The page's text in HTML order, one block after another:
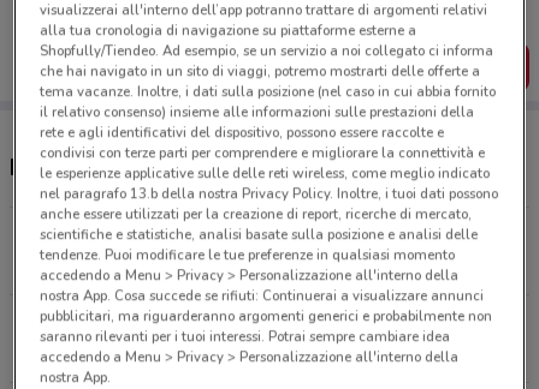
dal tuo cellulare.
SCARICA L’APP
Negozi Sammontana a Pomezia
Via Camillo Benso Conte Di Cavour 7 Pomezia
421 m
CHIUSO
Via Pontina Vecchia 40 Pomezia
684 m
CHIUSO
visualizzerai all'interno dell’app potranno trattare di argomenti relativi
alla tua cronologia di navigazione su piattaforme esterne a
Shopfully/Tiendeo. Ad esempio, se un servizio a noi collegato ci informa
che hai navigato in un sito di viaggi, potremo mostrarti delle offerte a
tema vacanze. Inoltre, i dati sulla posizione (nel caso in cui abbia fornito
il relativo consenso) insieme alle informazioni sulle prestazioni della
rete e agli identificativi del dispositivo, possono essere raccolte e
condivisi con terze parti per comprendere e migliorare la connettività e
le esperienze applicative sulle delle reti wireless, come meglio indicato
nel paragrafo 13.b della nostra Privacy Policy. Inoltre, i tuoi dati possono
anche essere utilizzati per la creazione di report, ricerche di mercato,
scientifiche e statistiche, analisi basate sulla posizione e analisi delle
tendenze. Puoi modificare le tue preferenze in qualsiasi momento
accedendo a Menu > Privacy > Personalizzazione all'interno della
nostra App. Cosa succede se rifiuti: Continuerai a visualizzare annunci
pubblicitari, ma riguarderanno argomenti generici e probabilmente non
saranno rilevanti per i tuoi interessi. Potrai sempre cambiare idea
accedendo a Menu > Privacy > Personalizzazione all'interno della
nostra App.